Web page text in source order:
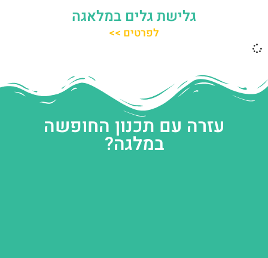
גלישת גלים במלאגה
לפרטים >>
עזרה עם תכנון החופשה
במלגה?